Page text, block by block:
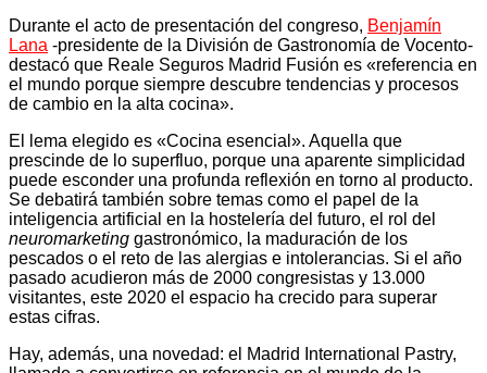
Durante el acto de presentación del congreso, Benjamín
Lana -presidente de la División de Gastronomía de Vocento-
destacó que Reale Seguros Madrid Fusión es «referencia en
el mundo porque siempre descubre tendencias y procesos
de cambio en la alta cocina».
El lema elegido es «Cocina esencial». Aquella que
prescinde de lo superfluo, porque una aparente simplicidad
puede esconder una profunda reflexión en torno al producto.
Se debatirá también sobre temas como el papel de la
inteligencia artificial en la hostelería del futuro, el rol del
neuromarketing gastronómico, la maduración de los
pescados o el reto de las alergias e intolerancias. Si el año
pasado acudieron más de 2000 congresistas y 13.000
visitantes, este 2020 el espacio ha crecido para superar
estas cifras.
Hay, además, una novedad: el Madrid International Pastry,